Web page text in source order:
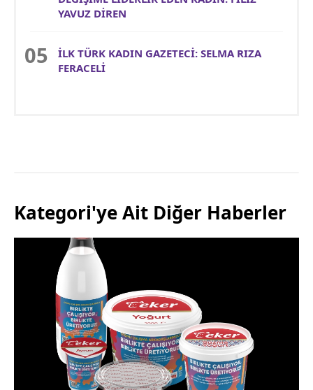
YAVUZ DİREN
İLK TÜRK KADIN GAZETECİ: SELMA RIZA
FERACELİ
Kategori'ye Ait Diğer Haberler